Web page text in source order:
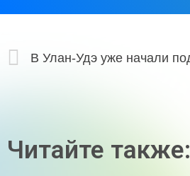
Читайте также: